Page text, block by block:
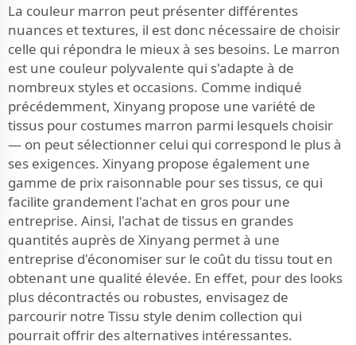
La couleur marron peut présenter différentes
nuances et textures, il est donc nécessaire de choisir
celle qui répondra le mieux à ses besoins. Le marron
est une couleur polyvalente qui s'adapte à de
nombreux styles et occasions. Comme indiqué
précédemment, Xinyang propose une variété de
tissus pour costumes marron parmi lesquels choisir
— on peut sélectionner celui qui correspond le plus à
ses exigences. Xinyang propose également une
gamme de prix raisonnable pour ses tissus, ce qui
facilite grandement l'achat en gros pour une
entreprise. Ainsi, l'achat de tissus en grandes
quantités auprès de Xinyang permet à une
entreprise d'économiser sur le coût du tissu tout en
obtenant une qualité élevée. En effet, pour des looks
plus décontractés ou robustes, envisagez de
parcourir notre Tissu style denim collection qui
pourrait offrir des alternatives intéressantes.